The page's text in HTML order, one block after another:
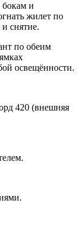
и
жилет по
снятие.
по обеим
освещённости.
420 (внешняя